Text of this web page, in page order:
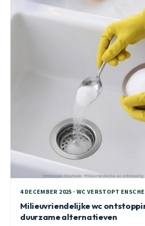
4 DECEMBER 2025 · WC VERSTOPT
Milieuvriendelijke wc
duurzame alternatieven